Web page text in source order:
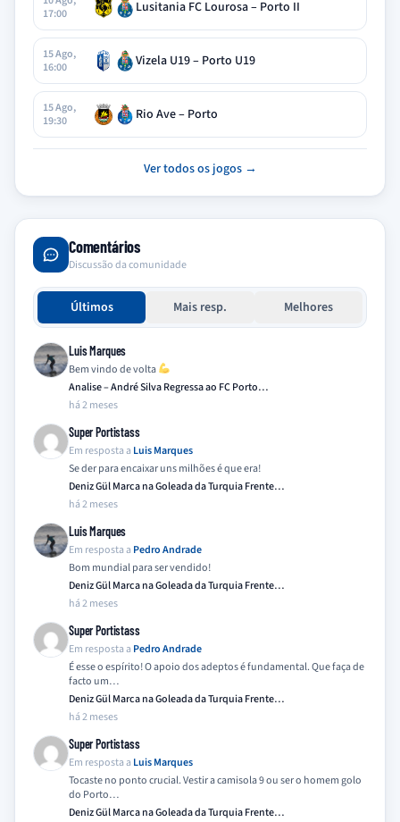
17:00
Lusitania FC Lourosa – Porto II
15 Ago,
16:00
Vizela U19 – Porto U19
15 Ago,
19:30
Rio Ave – Porto
Ver todos os jogos →
Comentários
Discussão da comunidade
Últimos Mais resp. Melhores
Luis Marques
Bem vindo de volta
Analise – André Silva Regressa ao FC Porto…
há 2 meses
Super Portistass
Em resposta a Luis Marques
Se der para encaixar uns milhões é que era!
Deniz Gül Marca na Goleada da Turquia Frente…
há 2 meses
Luis Marques
Em resposta a Pedro Andrade
Bom mundial para ser vendido!
Deniz Gül Marca na Goleada da Turquia Frente…
há 2 meses
Super Portistass
Em resposta a Pedro Andrade
É esse o espírito! O apoio dos adeptos é fundamental. Que faça de
facto um…
Deniz Gül Marca na Goleada da Turquia Frente…
há 2 meses
Super Portistass
Em resposta a Luis Marques
Tocaste no ponto crucial. Vestir a camisola 9 ou ser o homem golo
do Porto…
Deniz Gül Marca na Goleada da Turquia Frente…